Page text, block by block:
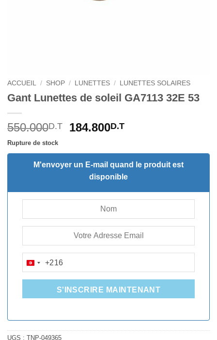
ACCUEIL / SHOP / LUNETTES / LUNETTES SOLAIRES
Gant Lunettes de soleil GA7113 32E 53
550.000D.T
Le
initial
était :
550.000D.T.
184.800D.TLe
actuel
est :
184.800D.T.
Rupture de stock
M'envoyer un E-mail quand le produit est
disponible
TUNISIA
+216
+216
S'INSCRIRE MAINTENANT
UGS : TNP-049365